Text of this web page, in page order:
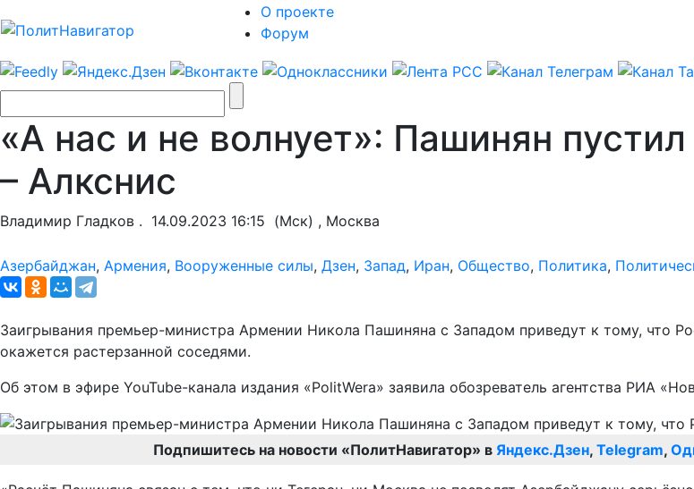
О проекте
Форум
«А нас и не волнует»: Пашинян
– Алкснис
Владимир Гладков . 14.09.2023 16:15 (Мск) , Москва
Азербайджан, Армения, Вооруженные силы, Дзен, Запад, Иран, Общество, Политика,
Заигрывания премьер-министра Армении Никола Пашиняна с Западом приведут к тому, что
окажется растерзанной соседями.
Об этом в эфире YouTube-канала издания «PolitWera» заявила обозреватель агентства РИА
Подпишитесь на новости «ПолитНавигатор» в Яндекс.Дзен, Telegram,